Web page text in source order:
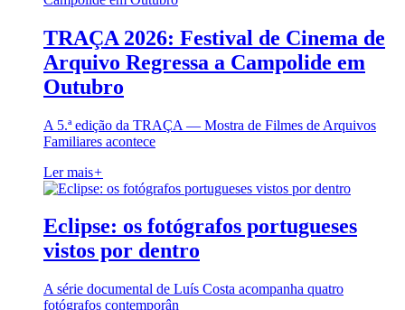
TRAÇA 2026: Festival de Cinema de
Arquivo Regressa a Campolide em
Outubro
A 5.ª edição da TRAÇA — Mostra de Filmes de Arquivos
Familiares acontece
Ler mais+
Eclipse: os fotógrafos portugueses
vistos por dentro
A série documental de Luís Costa acompanha quatro
fotógrafos contemporân